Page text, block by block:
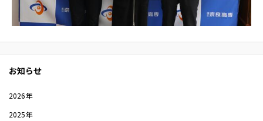
お知らせ
2026年
2025年